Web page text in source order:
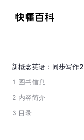
新概念英语：同步写作2
1 图书信息
2 内容简介
3 目录